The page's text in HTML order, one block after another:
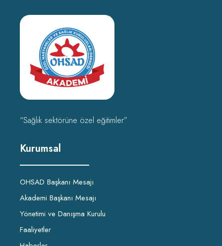
“Sağlık sektörüne özel eğitimler”
Kurumsal
OHSAD Başkanı Mesajı
Akademi Başkanı Mesajı
Yönetimi ve Danışma Kurulu
Faaliyetler